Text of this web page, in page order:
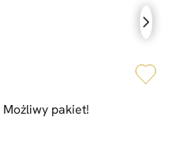
Możliwy pakiet!